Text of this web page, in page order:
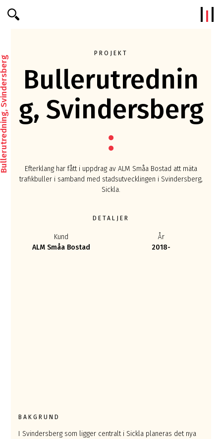
Efterklang
PROJEKT
Bullerutrednin
g, Svindersberg
Efterklang har fått i uppdrag av ALM Småa Bostad att mäta
trafikbuller i samband med stadsutvecklingen i Svindersberg,
Sickla.
DETALJER
Kund
ALM Småa Bostad
År
2018-
BAKGRUND
I Svindersberg som ligger centralt i Sickla planeras det nya